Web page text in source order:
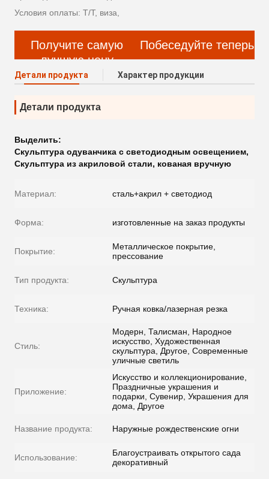
Условия оплаты: Т/Т, виза,
Получите самую
лучшую цену
Побеседуйте теперь
Детали продукта Характер продукции
Детали продукта
Выделить:
Скульптура одуванчика с светодиодным освещением,
Скульптура из акриловой стали, кованая вручную
Материал: сталь+акрил + светодиод
Форма: изготовленные на заказ продукты
Покрытие:
Металлическое покрытие,
прессование
Тип продукта: Скульптура
Техника: Ручная ковка/лазерная резка
Стиль:
Модерн, Талисман, Народное
искусство, Художественная
скульптура, Другое, Современные
уличные светиль
Приложение:
Искусство и коллекционирование,
Праздничные украшения и
подарки, Сувенир, Украшения для
дома, Другое
Название продукта: Наружные рождественские огни
Использование:
Благоустраивать открытого сада
декоративный